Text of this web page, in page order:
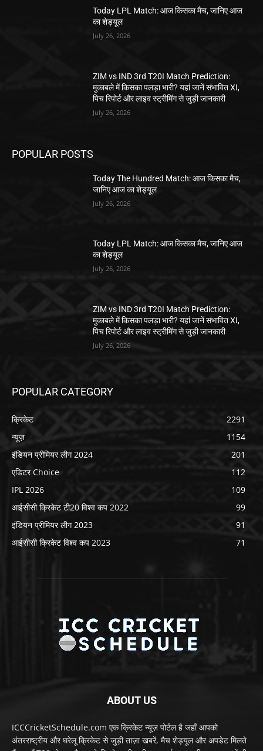
Today LPL Match: आज किसका मैच, जानिए आज
का शेड्यूल
July 26, 2026
ZIM vs IND 3rd T20I Match Prediction:
मुकाबले में किसका पलड़ा भारी? यहां जानें संभावित XI,
पिच रिपोर्ट और लाइव स्ट्रीमिंग से जुड़ी जानकारी
July 26, 2026
POPULAR POSTS
Today The Hundred Match: आज किसका मैच,
जानिए आज का शेड्यूल
July 26, 2026
Today LPL Match: आज किसका मैच, जानिए आज
का शेड्यूल
July 26, 2026
ZIM vs IND 3rd T20I Match Prediction:
मुकाबले में किसका पलड़ा भारी? यहां जानें संभावित XI,
पिच रिपोर्ट और लाइव स्ट्रीमिंग से जुड़ी जानकारी
July 26, 2026
POPULAR CATEGORY
क्रिकेट
2291
न्यूज़
1154
इंडियन प्रीमियर लीग 2024
201
एडिटर Choice
112
IPL 2026
109
आईसीसी क्रिकेट टी20 विश्व कप 2022
99
इंडियन प्रीमियर लीग 2023
91
आईसीसी क्रिकेट विश्व कप 2023
71
ABOUT US
ICCCricketSchedule.com एक क्रिकेट न्यूज़ पोर्टल है जहाँ आपको
अंतरराष्ट्रीय और घरेलू क्रिकेट से जुड़ी ताज़ा खबरें, मैच शेड्यूल और अपडेट मिलते